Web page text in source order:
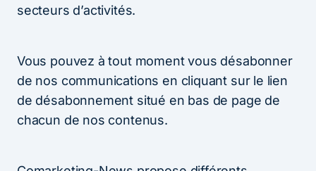
secteurs d’activités.
Vous pouvez à tout moment vous désabonner
de nos communications en cliquant sur le lien
de désabonnement situé en bas de page de
chacun de nos contenus.